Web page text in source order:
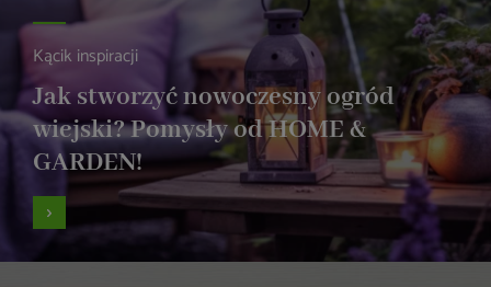
Kącik inspiracji
Jak stworzyć nowoczesny ogród
wiejski? Pomysły od HOME &
GARDEN!